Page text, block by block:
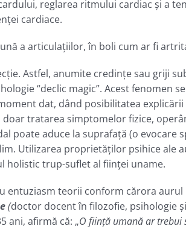
reglarea ritmului cardiac şi a
cardiace.
a articulaţiilor, în boli cum ar fi
Astfel, anumite credinţe sau griji
“declic magic”. Acest fenomen
dat, dând posibilitatea
tratarea simptomelor fizice,
poate aduce la suprafaţă (o evocare
Utilizarea proprietăţilor psihice ale
holistic trup-suflet al fiinţei uname.
entuziasm teorii conform cărora aurul
(doctor docent în filozofie, psihologie
ani, afirmă că: „O fiinţă umană ar trebui